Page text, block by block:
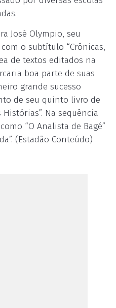
José Olympio, seu
o subtítulo “Crônicas,
de textos editados na
boa parte de suas
grande sucesso
de seu quinto livro de
Na sequência
“O Analista de Bagé”
(Estadão Conteúdo)